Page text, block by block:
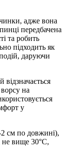
адже вона
передбачена
та робить
підходить як
даруючи
на
у
см по довжині),
не вище 30°C,